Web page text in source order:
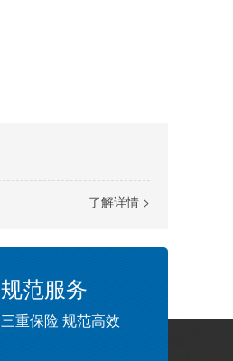
了解详情 >
规范服务
三重保险 规范高效